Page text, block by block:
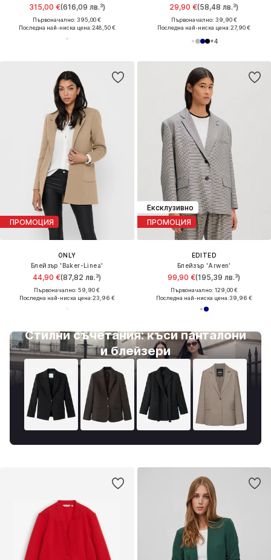
315,00 €(616,09 лв.³)
Първоначално: 395,00 €
Последна най-ниска цена:248,50 €
29,90 €(58,48 лв.³)
Първоначално: 39,90 €
Последна най-ниска цена:27,90 €
+4
ПРОМОЦИЯ
ONLY
Блейзър 'Baker-Linea'
44,90 €(87,82 лв.³)
Първоначално: 59,90 €
Последна най-ниска цена:23,96 €
Ексклузивно
ПРОМОЦИЯ
EDITED
Блейзър 'Arwen'
99,90 €(195,39 лв.³)
Първоначално: 129,00 €
Последна най-ниска цена:39,96 €
Стилни съчетания: къси панталони
и блейзери